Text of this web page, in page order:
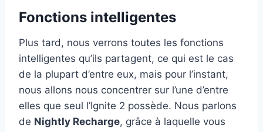
Fonctions intelligentes
Plus tard, nous verrons toutes les fonctions
intelligentes qu’ils partagent, ce qui est le cas
de la plupart d’entre eux, mais pour l’instant,
nous allons nous concentrer sur l’une d’entre
elles que seul l’Ignite 2 possède. Nous parlons
de Nightly Recharge, grâce à laquelle vous